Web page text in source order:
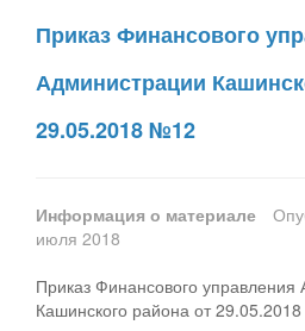
Приказ Финансового
Администрации
29.05.2018 №12
Информация о материале
июля 2018
Приказ Финансового управления
Кашинского района от